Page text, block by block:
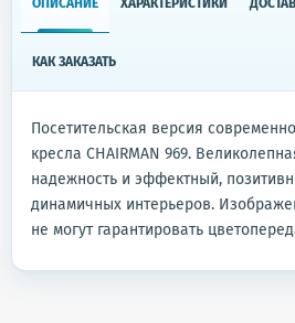
ОПИСАНИЕ ХАРАКТЕРИСТИКИ
КАК ЗАКАЗАТЬ
Посетительская версия
кресла CHAIRMAN 969.
надежность и эффектный,
динамичных интерьеров.
не могут гарантировать